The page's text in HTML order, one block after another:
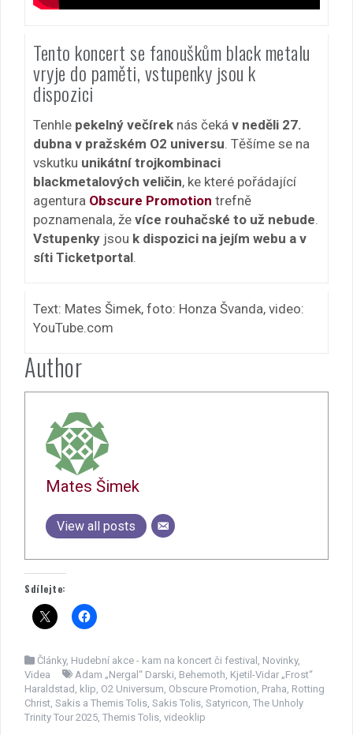
Tento koncert se fanouškům black metalu
vryje do paměti, vstupenky jsou k
dispozici
Tenhle pekelný večírek nás čeká v neděli 27.
dubna v pražském O2 universu . Těšíme se na
vskutku unikátní trojkombinaci
blackmetalových veličin, ke které pořádající
agentura Obscure Promotion trefně
poznamenala, že více rouhačské to už nebude
Vstupenky jsou k dispozici na jejím webu a v
síti Ticketportal
Text: Mates Šimek, foto: Honza Švanda, video:
YouTube.com
Author
Mates Šimek
View all posts
Sdílejte:
Články, Hudební akce - kam na koncert či festival Novinky,
Videa
Adam „Nergal“ Darski Behemoth Kjetil-Vidar „Frost“
Haraldstad klip O2 Universum Obscure Promotion Praha Rotting
Christ Sakis a Themis Tolis Sakis Tolis Satyricon The Unholy
Trinity Tour 2025 Themis Tolis videoklip